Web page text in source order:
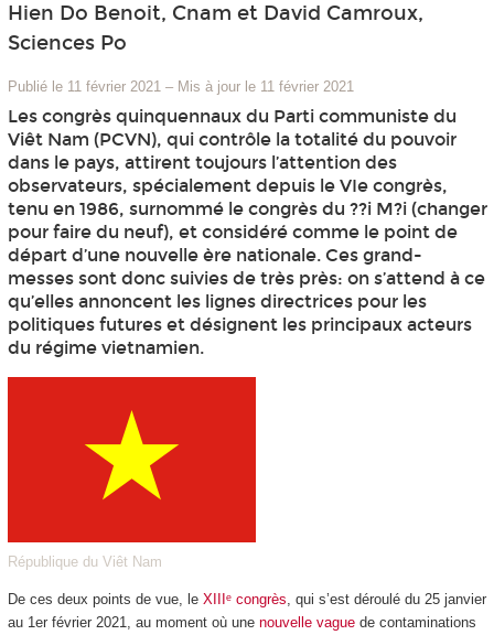
Hien Do Benoit, Cnam et David Camroux,
Sciences Po
Publié le 11 février 2021 – Mis à jour le 11 février 2021
Les congrès quinquennaux du Parti communiste du
Viêt Nam (PCVN), qui contrôle la totalité du pouvoir
dans le pays, attirent toujours l’attention des
observateurs, spécialement depuis le VIe congrès,
tenu en 1986, surnommé le congrès du ??i M?i (changer
pour faire du neuf), et considéré comme le point de
départ d’une nouvelle ère nationale. Ces grand-
messes sont donc suivies de très près: on s’attend à ce
qu’elles annoncent les lignes directrices pour les
politiques futures et désignent les principaux acteurs
du régime vietnamien.
République du Viêt Nam
De ces deux points de vue, le XIIIᵉ congrès , qui s’est déroulé du 25 janvier
au 1 erfévrier 2021, au moment où une nouvelle vaguede contaminations